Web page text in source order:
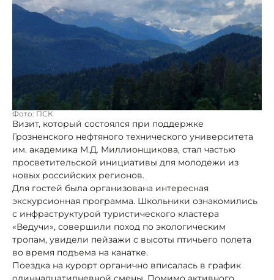
Фото: ПСК
Визит, который состоялся при поддержке
Грозненского нефтяного технического университета
им. академика М.Д. Миллионщикова, стал частью
просветительской инициативы для молодежи из
новых российских регионов.
Для гостей была организована интересная
экскурсионная программа. Школьники ознакомились
с инфраструктурой туристического кластера
«Ведучи», совершили поход по экологическим
тропам, увидели пейзажи с высоты птичьего полета
во время подъема на канатке.
Поездка на курорт органично вписалась в график